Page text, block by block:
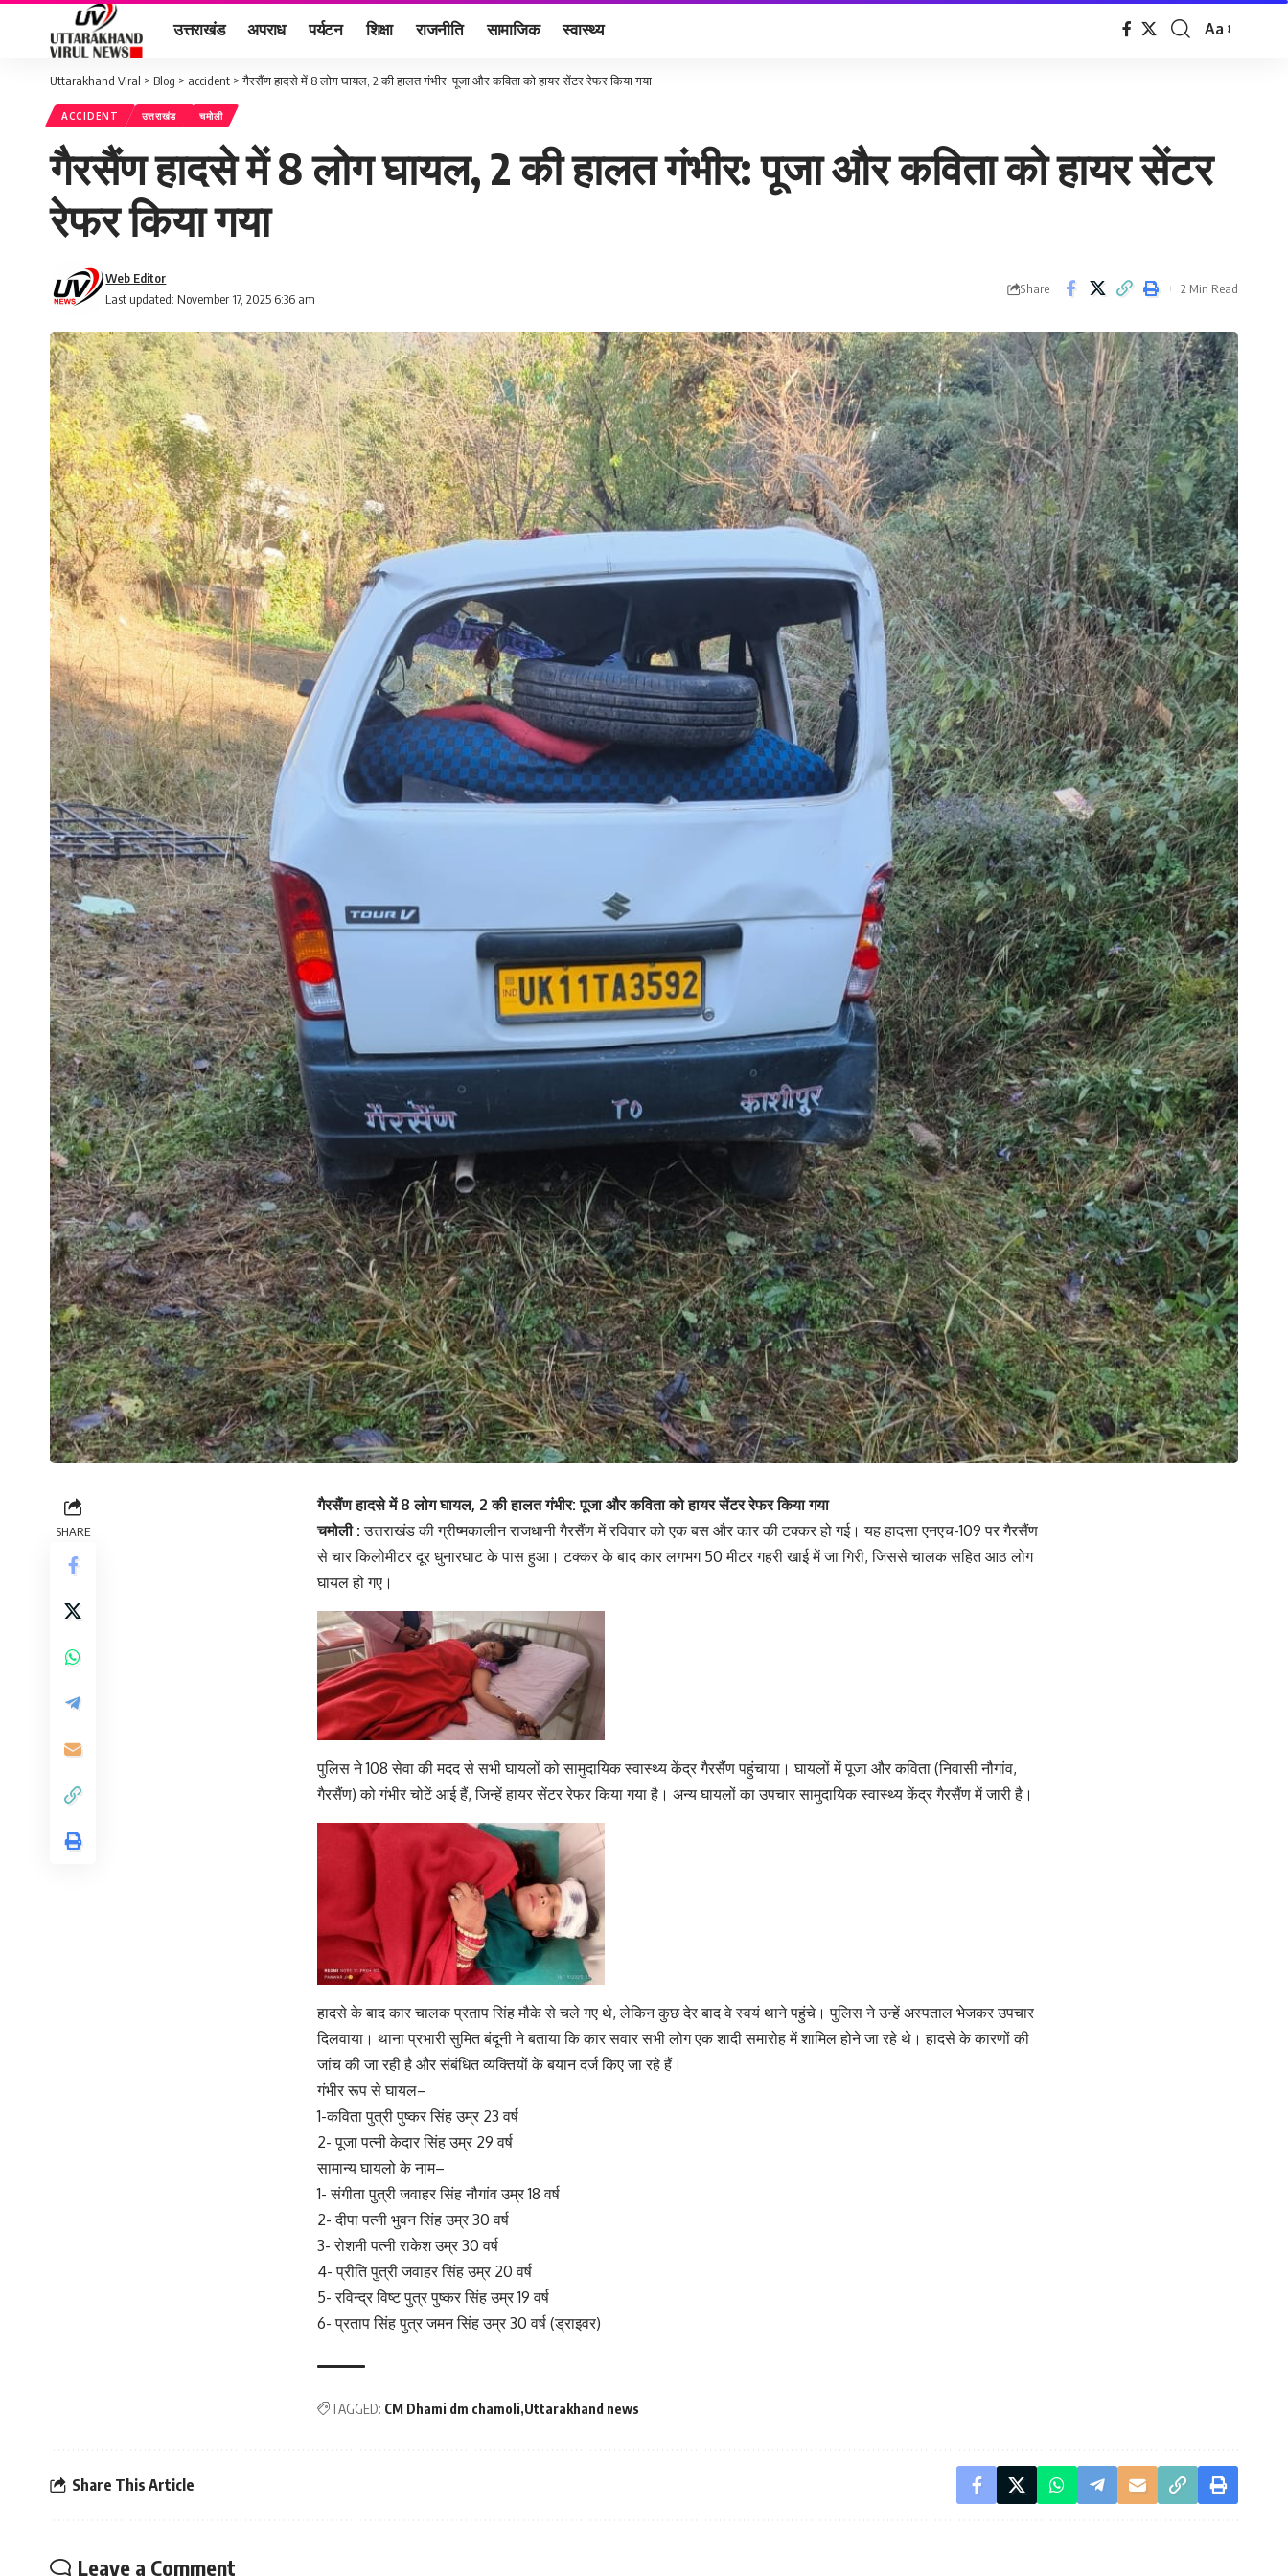
उत्तराखंड अपराध पर्यटन शिक्षा राजनीति सामाजिक स्वास्थ्य
Font
Aa
Uttarakhand Viral > Blog > accident >गैरसैंण हादसे में 8 लोग घायल, 2 की हालत गंभीर: पूजा और कविता को हायर सेंटर रेफर किया गया
ACCIDENT उत्तराखंड चमोली
गैरसैंण हादसे में 8 लोग घायल, 2 की हालत गंभीर: पूजा और कविता को हायर सेंटर
रेफर किया गया
Last updated: November 17, 2025 6:36 am
Web Editor
Share 2 Min Read
SHARE
गैरसैंण हादसे में 8 लोग घायल, 2 की हालत गंभीर: पूजा और कविता को हायर सेंटर रेफर किया गया
चमोली : उत्तराखंड की ग्रीष्मकालीन राजधानी गैरसैंण में रविवार को एक बस और कार की टक्कर हो गई। यह हादसा एनएच-109 पर गैरसैंण
से चार किलोमीटर दूर धुनारघाट के पास हुआ। टक्कर के बाद कार लगभग 50 मीटर गहरी खाई में जा गिरी, जिससे चालक सहित आठ लोग
घायल हो गए।
पुलिस ने 108 सेवा की मदद से सभी घायलों को सामुदायिक स्वास्थ्य केंद्र गैरसैंण पहुंचाया। घायलों में पूजा और कविता (निवासी नौगांव,
गैरसैंण) को गंभीर चोटें आई हैं, जिन्हें हायर सेंटर रेफर किया गया है। अन्य घायलों का उपचार सामुदायिक स्वास्थ्य केंद्र गैरसैंण में जारी है।
हादसे के बाद कार चालक प्रताप सिंह मौके से चले गए थे, लेकिन कुछ देर बाद वे स्वयं थाने पहुंचे। पुलिस ने उन्हें अस्पताल भेजकर उपचार
दिलवाया। थाना प्रभारी सुमित बंदूनी ने बताया कि कार सवार सभी लोग एक शादी समारोह में शामिल होने जा रहे थे। हादसे के कारणों की
जांच की जा रही है और संबंधित व्यक्तियों के बयान दर्ज किए जा रहे हैं।
गंभीर रूप से घायल–
1-कविता पुत्री पुष्कर सिंह उम्र 23 वर्ष
2- पूजा पत्नी केदार सिंह उम्र 29 वर्ष
सामान्य घायलो के नाम–
1- संगीता पुत्री जवाहर सिंह नौगांव उम्र 18 वर्ष
2- दीपा पत्नी भुवन सिंह उम्र 30 वर्ष
3- रोशनी पत्नी राकेश उम्र 30 वर्ष
4- प्रीति पुत्री जवाहर सिंह उम्र 20 वर्ष
5- रविन्द्र विष्ट पुत्र पुष्कर सिंह उम्र 19 वर्ष
6- प्रताप सिंह पुत्र जमन सिंह उम्र 30 वर्ष (ड्राइवर)
TAGGED: CM Dhami dm chamoli Uttarakhand news
Share This Article
Leave a Comment